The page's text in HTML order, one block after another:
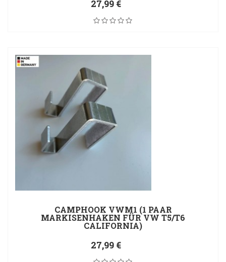
27,99 €
CAMPHOOK VWM1 (1 PAAR
MARKISENHAKEN FÜR VW T5/T6
CALIFORNIA)
27,99 €